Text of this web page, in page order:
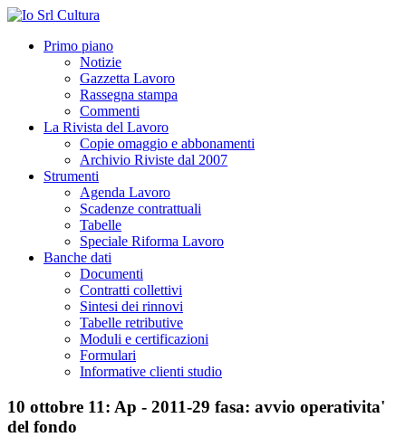
Primo piano
Notizie
Gazzetta Lavoro
Rassegna stampa
Commenti
La Rivista del Lavoro
Copie omaggio e abbonamenti
Archivio Riviste dal 2007
Strumenti
Agenda Lavoro
Scadenze contrattuali
Tabelle
Speciale Riforma Lavoro
Banche dati
Documenti
Contratti collettivi
Sintesi dei rinnovi
Tabelle retributive
Moduli e certificazioni
Formulari
Informative clienti studio
10 ottobre 11: Ap - 2011-29 fasa: avvio operativita'
del fondo